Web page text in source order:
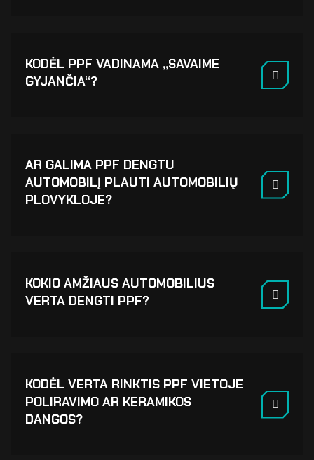
KODĖL PPF VADINAMA „SAVAIME
GYJANČIA“?
AR GALIMA PPF DENGTU
AUTOMOBILĮ PLAUTI AUTOMOBILIŲ
PLOVYKLOJE?
KOKIO AMŽIAUS AUTOMOBILIUS
VERTA DENGTI PPF?
KODĖL VERTA RINKTIS PPF VIETOJE
POLIRAVIMO AR KERAMIKOS
DANGOS?